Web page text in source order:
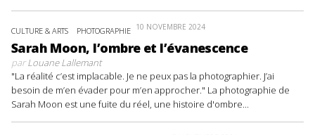
CULTURE & ARTS PHOTOGRAPHIE 10 NOVEMBRE 2024
Sarah Moon, l’ombre et l’évanescence
parLouane Lallemant
"La réalité c’est implacable. Je ne peux pas la photographier. J’ai
besoin de m’en évader pour m’en approcher." La photographie de
Sarah Moon est une fuite du réel, une histoire d'ombre...